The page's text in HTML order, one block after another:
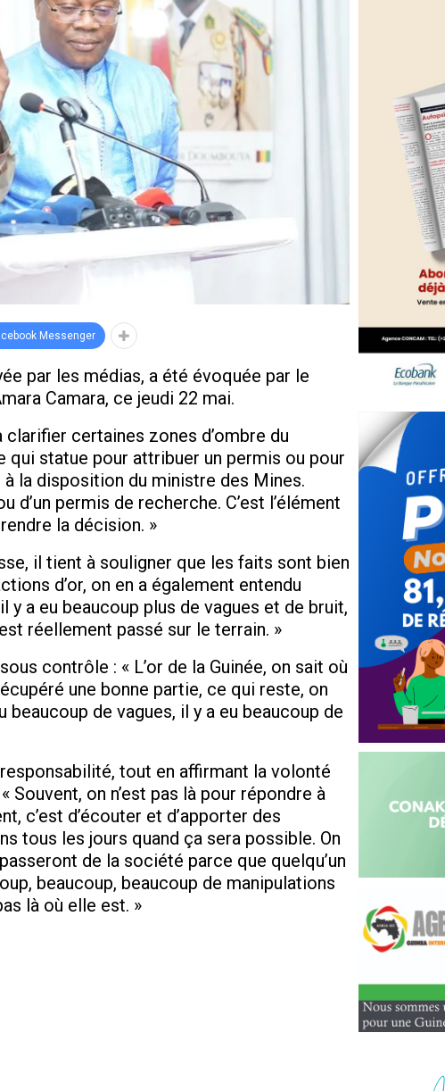
Messenger
par les médias, a été évoquée par le
Camara, ce jeudi 22 mai.
certaines zones d’ombre du
qui statue pour attribuer un permis ou pour
la disposition du ministre des Mines.
d’un permis de recherche. C’est l’élément
la décision. »
il tient à souligner que les faits sont bien
d’or, on en a également entendu
y a eu beaucoup plus de vagues et de bruit,
réellement passé sur le terrain. »
contrôle : « L’or de la Guinée, on sait où
une bonne partie, ce qui reste, on
de vagues, il y a eu beaucoup de
tout en affirmant la volonté
Souvent, on n’est pas là pour répondre à
c’est d’écouter et d’apporter des
tous les jours quand ça sera possible. On
de la société parce que quelqu’un
beaucoup, beaucoup de manipulations
là où elle est. »